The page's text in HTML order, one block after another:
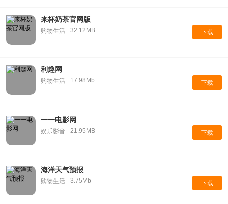
来杯奶茶官网版
购物生活 32.12MB 下载
利趣网
购物生活 17.98Mb 下载
一一电影网
娱乐影音 21.95MB 下载
海洋天气预报
购物生活 3.75Mb 下载